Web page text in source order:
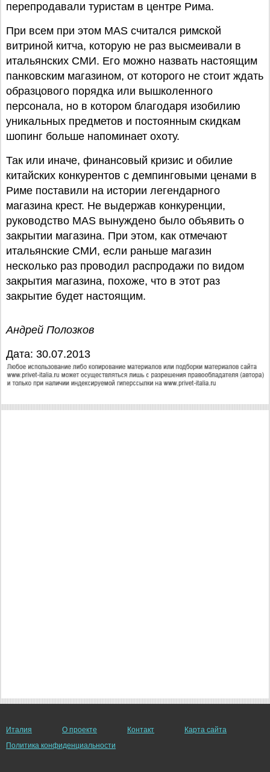
перепродавали туристам в центре Рима.
При всем при этом MAS считался римской
витриной китча, которую не раз высмеивали в
итальянских СМИ. Его можно назвать настоящим
панковским магазином, от которого не стоит ждать
образцового порядка или вышколенного
персонала, но в котором благодаря изобилию
уникальных предметов и постоянным скидкам
шопинг больше напоминает охоту.
Так или иначе, финансовый кризис и обилие
китайских конкурентов с демпинговыми ценами в
Риме поставили на истории легендарного
магазина крест. Не выдержав конкуренции,
руководство MAS вынуждено было объявить о
закрытии магазина. При этом, как отмечают
итальянские СМИ, если раньше магазин
несколько раз проводил распродажи по видом
закрытия магазина, похоже, что в этот раз
закрытие будет настоящим.
Андрей Полозков
Дата: 30.07.2013
Италия О проекте Контакт
Карта сайта
Политика конфиденциальности